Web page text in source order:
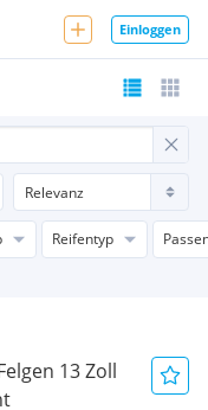
Einloggen
Reifentyp
13 Zoll